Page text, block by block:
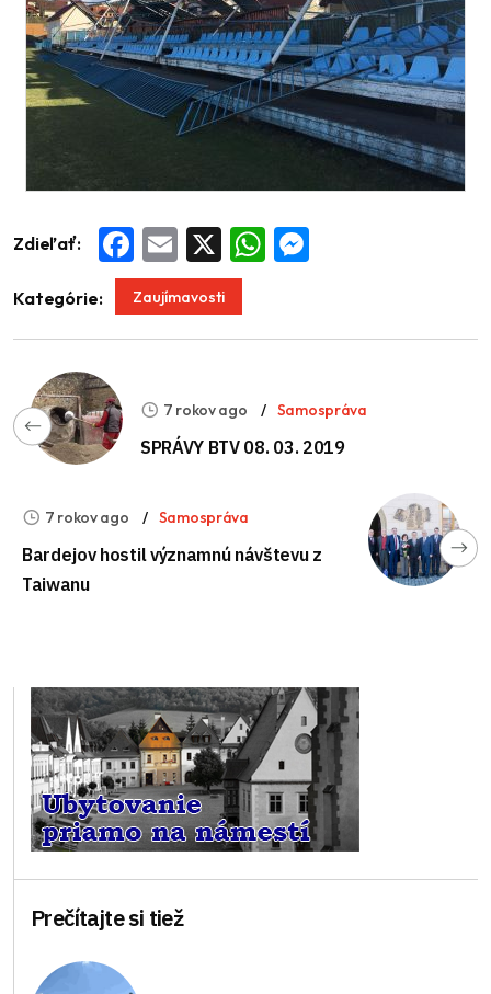
Zdieľať: Facebook
Email WhatsApp
Kategórie: Zaujímavosti
7 rokov ago Samospráva
SPRÁVY BTV 08. 03. 2019
7 rokov ago Samospráva
Bardejov hostil významnú návštevu z
Taiwanu
Prečítajte si tiež